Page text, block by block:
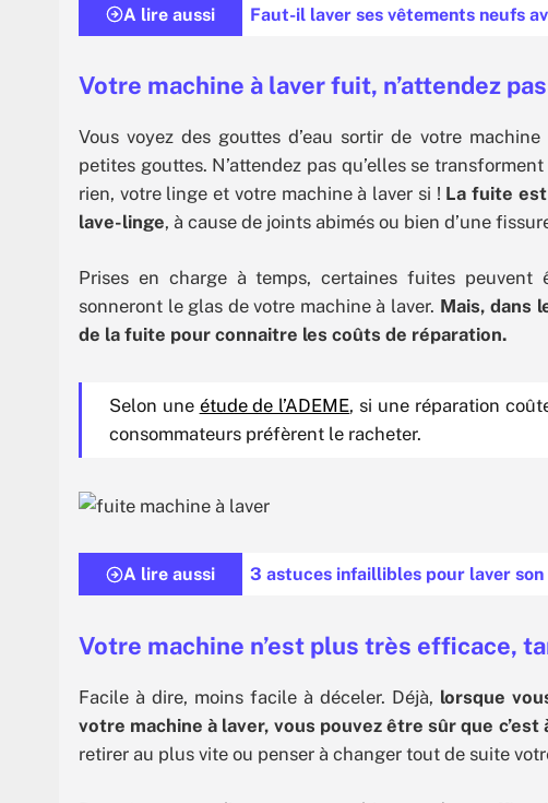
A lire aussi Faut-il laver ses vêtements neufs
Votre machine à laver fuit, n’attendez pas
Vous voyez des gouttes d’eau sortir de votre
petites gouttes. N’attendez pas qu’elles se
rien, votre linge et votre machine à laver si ! La fuite
lave-linge, à cause de joints abimés ou bien d’une
Prises en charge à temps, certaines fuites peuvent
sonneront le glas de votre machine à laver. Mais, dans
de la fuite pour connaitre les coûts de réparation.
Selon une étude de l’ADEME, si une réparation
consommateurs préfèrent le racheter.
A lire aussi 3 astuces infaillibles pour laver son
Votre machine n’est plus très efficace,
Facile à dire, moins facile à déceler. Déjà, lorsque
votre machine à laver, vous pouvez être sûr que
retirer au plus vite ou penser à changer tout de suite